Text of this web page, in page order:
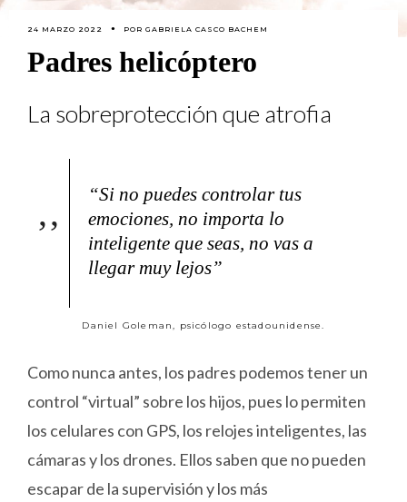
24 MARZO 2022 PORGABRIELA CASCO BACHEM
Padres helicóptero
La sobreprotección que atrofia
“Si no puedes controlar tus
emociones, no importa lo
inteligente que seas, no vas a
llegar muy lejos”
Daniel Goleman, psicólogo estadounidense.
Como nunca antes, los padres podemos tener un
control “virtual” sobre los hijos, pues lo permiten
los celulares con GPS, los relojes inteligentes, las
cámaras y los drones. Ellos saben que no pueden
escapar de la supervisión y los más